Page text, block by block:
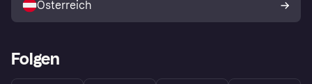
Österreich
Folgen